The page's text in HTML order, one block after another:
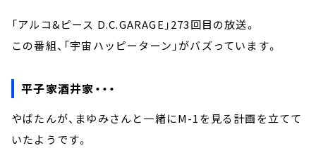
「アルコ&ピース D.C.GARAGE」273回目の放送。
この番組、「宇宙ハッピーターン」がバズっています。
平子家酒井家・・・
やばたんが、まゆみさんと一緒にM-1を見る計画を立てて
いたようです。